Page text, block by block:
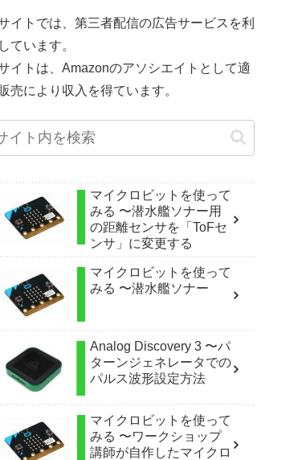
イトでは、第三者配信の広告サービスを利
ています。
イトは、Amazonのアソシエイトとして適
売により収入を得ています。
マイクロビットを使って
みる 〜潜水艦ソナー用
の距離センサを「ToFセ
ンサ」に変更する
マイクロビットを使って
みる 〜潜水艦ソナー
Analog Discovery 3 〜パ
ターンジェネレータでの
パルス波形設定方法
マイクロビットを使って
みる 〜ワークショップ
講師が自作したマイクロ